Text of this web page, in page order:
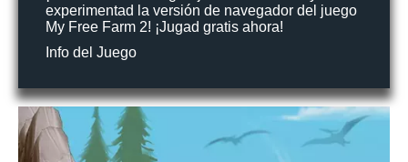
experimentad la versión de navegador del juego
My Free Farm 2! ¡Jugad gratis ahora!
Info del Juego